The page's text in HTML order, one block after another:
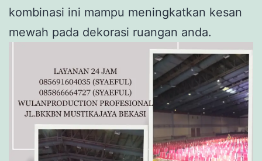
kombinasi ini mampu meningkatkan kesan
mewah pada dekorasi ruangan anda.